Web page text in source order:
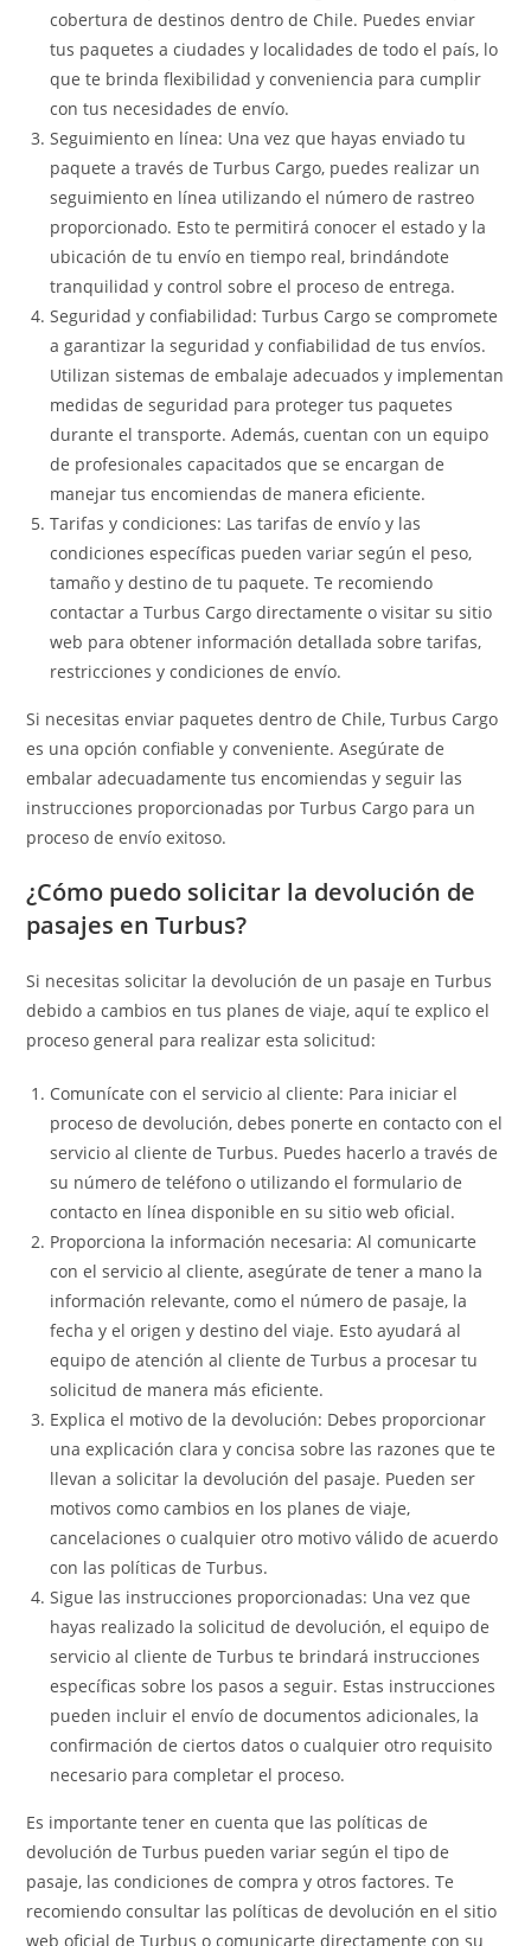
cobertura de destinos dentro de Chile. Puedes enviar
tus paquetes a ciudades y localidades de todo el país, lo
que te brinda flexibilidad y conveniencia para cumplir
con tus necesidades de envío.
Seguimiento en línea: Una vez que hayas enviado tu
paquete a través de Turbus Cargo, puedes realizar un
seguimiento en línea utilizando el número de rastreo
proporcionado. Esto te permitirá conocer el estado y la
ubicación de tu envío en tiempo real, brindándote
tranquilidad y control sobre el proceso de entrega.
Seguridad y confiabilidad: Turbus Cargo se compromete
a garantizar la seguridad y confiabilidad de tus envíos.
Utilizan sistemas de embalaje adecuados y implementan
medidas de seguridad para proteger tus paquetes
durante el transporte. Además, cuentan con un equipo
de profesionales capacitados que se encargan de
manejar tus encomiendas de manera eficiente.
Tarifas y condiciones: Las tarifas de envío y las
condiciones específicas pueden variar según el peso,
tamaño y destino de tu paquete. Te recomiendo
contactar a Turbus Cargo directamente o visitar su sitio
web para obtener información detallada sobre tarifas,
restricciones y condiciones de envío.
Si necesitas enviar paquetes dentro de Chile, Turbus Cargo
es una opción confiable y conveniente. Asegúrate de
embalar adecuadamente tus encomiendas y seguir las
instrucciones proporcionadas por Turbus Cargo para un
proceso de envío exitoso.
¿Cómo puedo solicitar la devolución de
pasajes en Turbus?
Si necesitas solicitar la devolución de un pasaje en Turbus
debido a cambios en tus planes de viaje, aquí te explico el
proceso general para realizar esta solicitud:
Comunícate con el servicio al cliente: Para iniciar el
proceso de devolución, debes ponerte en contacto con el
servicio al cliente de Turbus. Puedes hacerlo a través de
su número de teléfono o utilizando el formulario de
contacto en línea disponible en su sitio web oficial.
Proporciona la información necesaria: Al comunicarte
con el servicio al cliente, asegúrate de tener a mano la
información relevante, como el número de pasaje, la
fecha y el origen y destino del viaje. Esto ayudará al
equipo de atención al cliente de Turbus a procesar tu
solicitud de manera más eficiente.
Explica el motivo de la devolución: Debes proporcionar
una explicación clara y concisa sobre las razones que te
llevan a solicitar la devolución del pasaje. Pueden ser
motivos como cambios en los planes de viaje,
cancelaciones o cualquier otro motivo válido de acuerdo
con las políticas de Turbus.
Sigue las instrucciones proporcionadas: Una vez que
hayas realizado la solicitud de devolución, el equipo de
servicio al cliente de Turbus te brindará instrucciones
específicas sobre los pasos a seguir. Estas instrucciones
pueden incluir el envío de documentos adicionales, la
confirmación de ciertos datos o cualquier otro requisito
necesario para completar el proceso.
Es importante tener en cuenta que las políticas de
devolución de Turbus pueden variar según el tipo de
pasaje, las condiciones de compra y otros factores. Te
recomiendo consultar las políticas de devolución en el sitio
web oficial de Turbus o comunicarte directamente con su